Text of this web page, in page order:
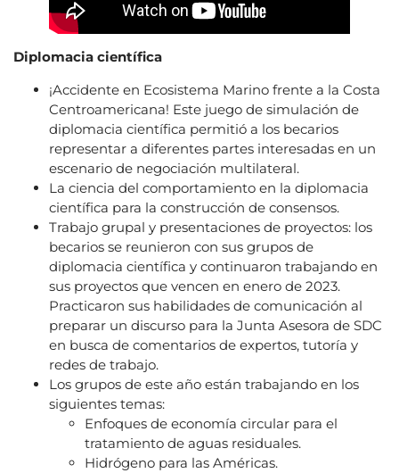
Diplomacia científica
¡Accidente en Ecosistema Marino frente a la Costa
Centroamericana! Este juego de simulación de
diplomacia científica permitió a los becarios
representar a diferentes partes interesadas en un
escenario de negociación multilateral.
La ciencia del comportamiento en la diplomacia
científica para la construcción de consensos.
Trabajo grupal y presentaciones de proyectos: los
becarios se reunieron con sus grupos de
diplomacia científica y continuaron trabajando en
sus proyectos que vencen en enero de 2023.
Practicaron sus habilidades de comunicación al
preparar un discurso para la Junta Asesora de SDC
en busca de comentarios de expertos, tutoría y
redes de trabajo.
Los grupos de este año están trabajando en los
siguientes temas:
Enfoques de economía circular para el
tratamiento de aguas residuales.
Hidrógeno para las Américas.